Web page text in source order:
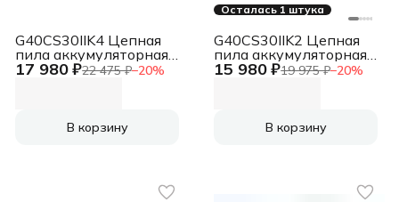
17 980 ₽22 475 ₽−20%
G40CS30IIK4 Цепная
пила аккумуляторная,
40V, 30 см, с 1* АКБ
В корзину
Осталась 1 штука
15 980 ₽19 975 ₽−20%
G40CS30IIK2 Цепная
пила аккумуляторная,
40V, 30 см, с 1* АКБ
В корзину